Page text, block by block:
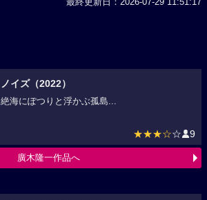
ノイズ（2022）
絶海にぽつりと浮かぶ孤島...
★★★☆☆ 9
廣木隆一作品へ